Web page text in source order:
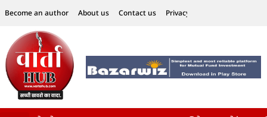
Become an author About us Contact us Privacy Policy